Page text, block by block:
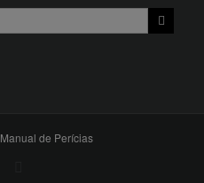
Manual de Perícias